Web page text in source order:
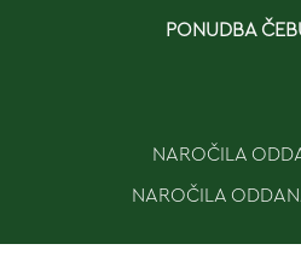
PONUDBA
NAROČILA
NAROČILA